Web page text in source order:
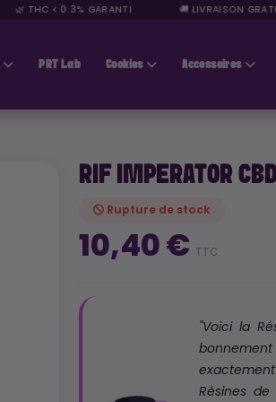
🌿 THC < 0.3% GARANTI 🚚 LIVRAISON
PRT Lab Cookies Accessoires
Rupture de stock
10,40 € TTC
"Voici la
Résines